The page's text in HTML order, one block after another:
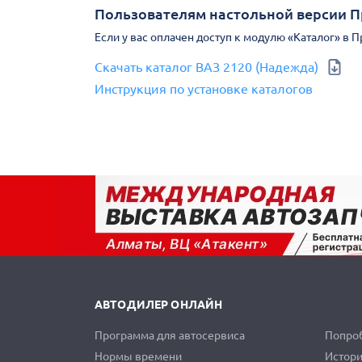
Пользователям настольной версии
Если у вас оплачен доступ к модулю «Каталог» в
Скачать каталог ВАЗ 2120 (Надежда)
Инструкция по установке каталогов
АВТОДИЛЕР ОНЛАЙН
Программа для автосервиса
Нормы времени